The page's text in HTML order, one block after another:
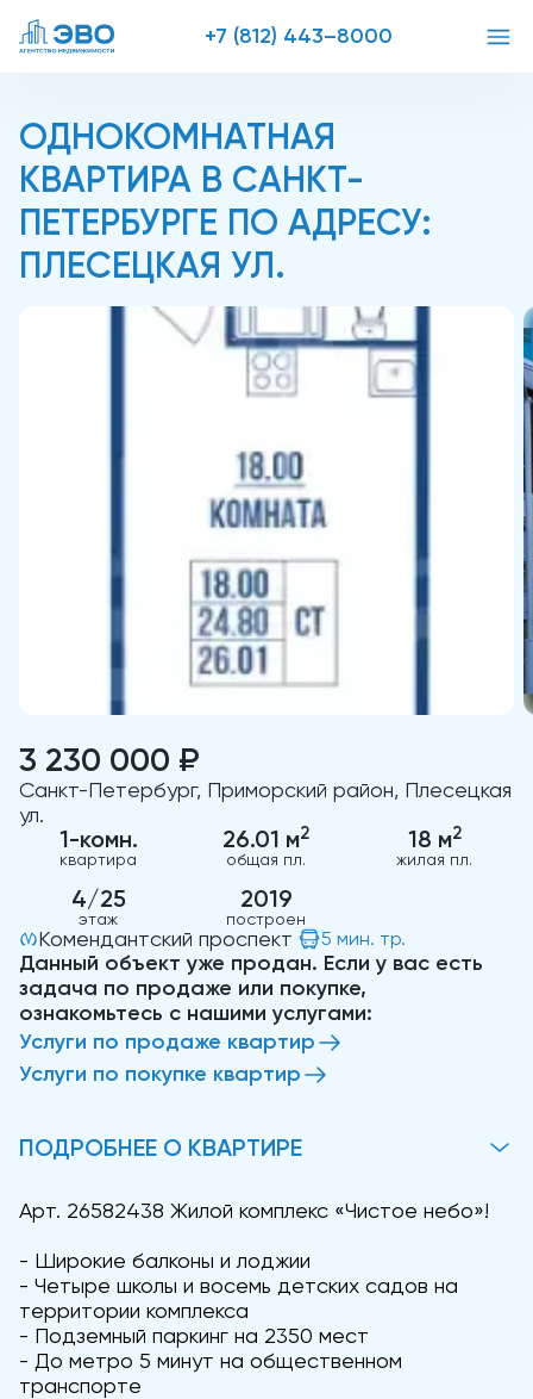
+7 (812) 443–8000
ОДНОКОМНАТНАЯ
КВАРТИРА В САНКТ-
ПЕТЕРБУРГЕ ПО АДРЕСУ:
ПЛЕСЕЦКАЯ УЛ.
3 230 000 ₽
Санкт-Петербург, Приморский район, Плесецкая
ул.
1-комн.
квартира
26.01 м2
общая пл.
18 м2
жилая пл.
4/25
этаж
2019
построен
Комендантский проспект 5 мин. тр.
Данный объект уже продан. Если у вас есть
задача по продаже или покупке,
ознакомьтесь с нашими услугами:
Услуги по продаже квартир
Услуги по покупке квартир
ПОДРОБНЕЕ О КВАРТИРЕ
Арт. 26582438 Жилой комплекс «Чистое небо»!
- Широкие балконы и лоджии
- Четыре школы и восемь детских садов на
территории комплекса
- Подземный паркинг на 2350 мест
- До метро 5 минут на общественном
транспорте